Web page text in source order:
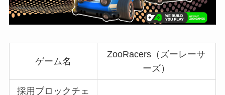
ゲーム名
ZooRacers（ズーレーサ
ーズ）
採用ブロックチェ